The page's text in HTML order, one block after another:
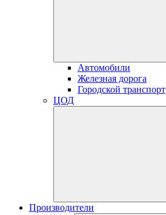
Автомобили
Железная дорога
Городской транспорт
ЦОД
Производители